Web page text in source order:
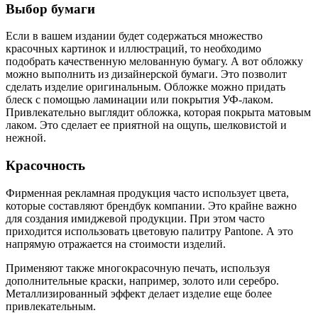
Выбор бумаги
Если в вашем издании будет содержаться множество
красочных картинок и иллюстраций, то необходимо
подобрать качественную мелованную бумагу. А вот обложку
можно выполнить из дизайнерской бумаги. Это позволит
сделать изделие оригинальным. Обложке можно придать
блеск с помощью ламинации или покрытия УФ-лаком.
Привлекательно выглядит обложка, которая покрыта матовым
лаком. Это сделает ее приятной на ощупь, шелковистой и
нежной.
Красочность
Фирменная рекламная продукция часто использует цвета,
которые составляют брендбук компании. Это крайне важно
для создания имиджевой продукции. При этом часто
приходится использовать цветовую палитру Pantone. А это
напрямую отражается на стоимости изделий.
Применяют также многокрасочную печать, используя
дополнительные краски, например, золото или серебро.
Металлизированный эффект делает изделие еще более
привлекательным.